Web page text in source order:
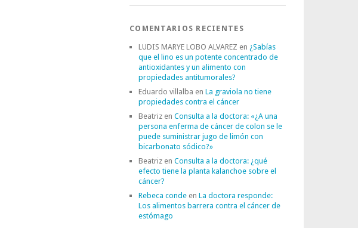
COMENTARIOS RECIENTES
LUDIS MARYE LOBO ALVAREZ en ¿Sabías
que el lino es un potente concentrado de
antioxidantes y un alimento con
propiedades antitumorales?
Eduardo villalba en La graviola no tiene
propiedades contra el cáncer
Beatriz en Consulta a la doctora: «¿A una
persona enferma de cáncer de colon se le
puede suministrar jugo de limón con
bicarbonato sódico?»
Beatriz en Consulta a la doctora: ¿qué
efecto tiene la planta kalanchoe sobre el
cáncer?
Rebeca conde en La doctora responde:
Los alimentos barrera contra el cáncer de
estómago